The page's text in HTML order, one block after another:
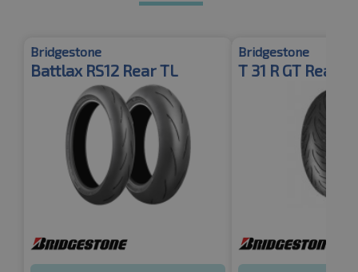
Bridgestone
Battlax RS12 Rear TL
Bridgestone
T 31 R GT Rear